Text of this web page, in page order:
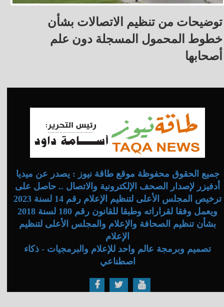
توضيحات من تنظيم الاتصالات بشأن
خطوط المحمول المسجلة دون علم
أصحابها
جميع الحقوق محفوظة موقع طاقة نيوز : يصدر عن ميديا
أدفيزر لإصدار الصحف الإلكترونية والاتصال .. حاصل على
ترخيص المجلس الأعلى لتنظيم الإعلام رقم 14 لسنة 2023
ويعمل وفقا لقراراته وطبقا للقانون رقم 180 لسنة 2018
بشأن تنظيم الصحافة والإعلام والمجلس الأعلى لتنظيم
الإعلام
تصميم وبرمجة عالم واحد للإعلام والبرمجيات - ذكاء
اصطناعي